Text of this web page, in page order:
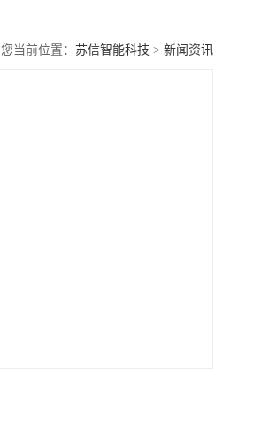
您当前位置： 苏信智能科技 > 新闻资讯